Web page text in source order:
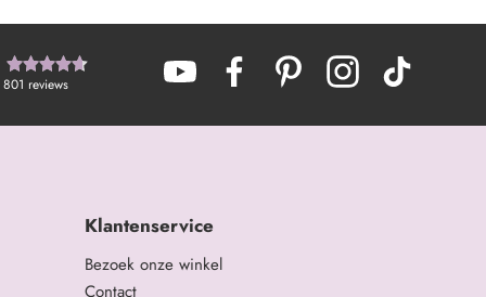
801 reviews
Klantenservice
Bezoek onze winkel
Contact